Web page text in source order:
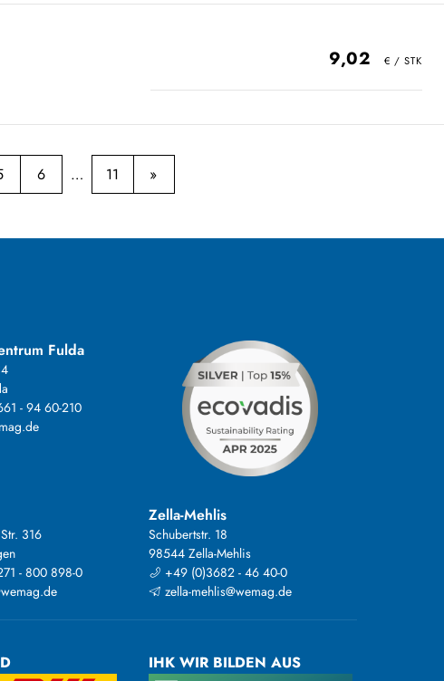
9,02
6 11
Fulda
- 94 60-210
316
- 800 898-0
Zella-Mehlis
Schubertstr. 18
98544 Zella-Mehlis
+49 (0)3682 - 46 40-0
zella-mehlis@wemag.de
IHK WIR BILDEN AUS